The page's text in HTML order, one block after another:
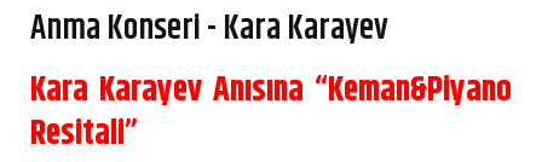
Anma Konseri - Kara Karayev
Kara Karayev Anısına “Keman&Piyano
Resitali”